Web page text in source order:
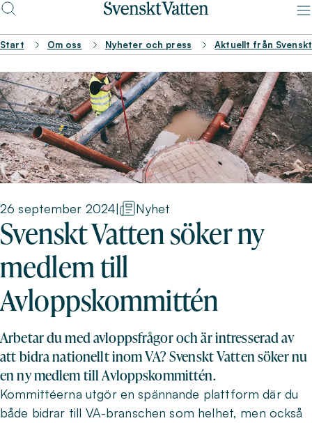
Start Om oss Nyheter och press Aktuellt från
26 september 2024| Nyhet
Svenskt Vatten söker ny
medlem till
Avloppskommittén
Arbetar du med avloppsfrågor och är intresserad av
att bidra nationellt inom VA? Svenskt Vatten söker nu
en ny medlem till Avloppskommittén.
Kommittéerna utgör en spännande plattform där du
både bidrar till VA-branschen som helhet, men också